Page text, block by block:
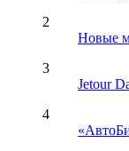
2
Новые
3
Jetour
4